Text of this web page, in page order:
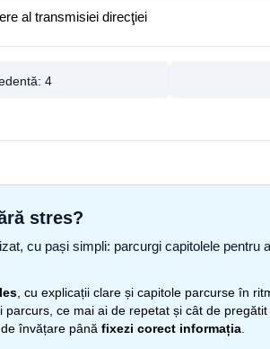
al transmisiei direcţiei
4
stres?
cu pași simpli: parcurgi capitolele
, cu explicații clare și capitole parcurse în
ce mai ai de repetat și cât de pregătit
învățare până fixezi corect informația